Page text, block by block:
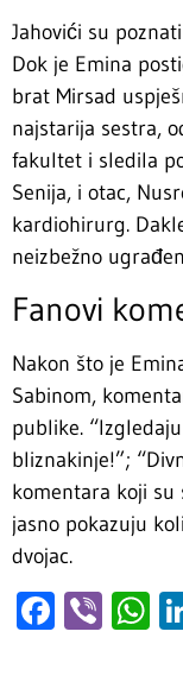
Jahovići su
Dok je Emina
brat Mirsad
najstarija sestra,
fakultet i sledila
Senija, i otac,
kardiohirurg.
neizbežno
Fanovi
Nakon što je
Sabinom,
publike.
bliznakinje!”;
komentara koji su
jasno pokazuju
dvojac.
Viber